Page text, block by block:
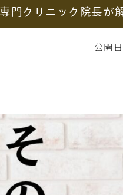
門クリニック院長が
公開